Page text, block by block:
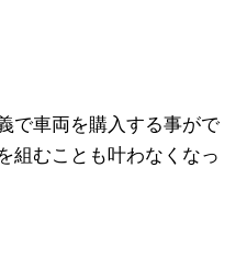
で車両を購入する事がで
組むことも叶わなくなっ